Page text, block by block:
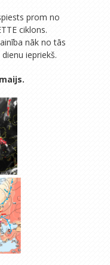
prom no
ciklons.
nāk no tās
iepriekš.